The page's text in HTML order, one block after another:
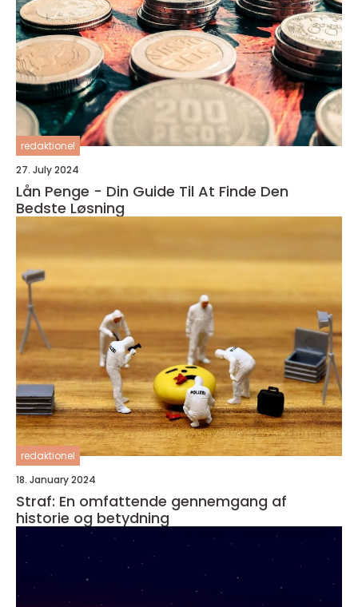
redaktionel
27. July 2024
Lån Penge - Din Guide Til At Finde Den
Bedste Løsning
redaktionel
18. January 2024
Straf: En omfattende gennemgang af
historie og betydning